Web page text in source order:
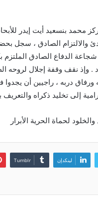
محمد بنسعيد أيت إيدر
والالتزام الصادق ، سجل
شجاعة الدفاع الصادق
. وإذ نقف وقفة إجلال لروحه
ورفاق دربه ، راجيين أن
إلى تخليد ذكراه
لحماة الحرية الأبرار
لينكدإن